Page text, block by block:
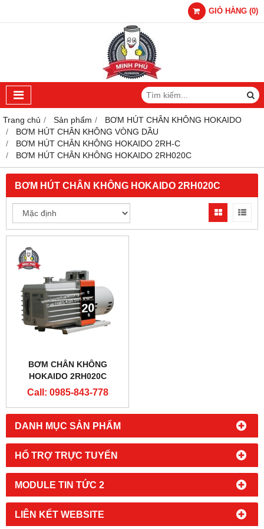
GIỎ HÀNG (0)
Trang chủ Sản phẩm
BƠM HÚT CHÂN KHÔNG HOKAIDO
BƠM HÚT CHÂN KHÔNG VÒNG DẦU
BƠM HÚT CHÂN KHÔNG HOKAIDO 2RH-C
BƠM HÚT CHÂN KHÔNG HOKAIDO 2RH020C
DANH MỤC SẢN PHẨM
HỔ TRỢ TRỰC TUYẾN
MODULE TIN TỨC 2
LIÊN KẾT WEBSITE
BƠM HÚT CHÂN KHÔNG HOKAIDO 2RH020C
BƠM CHÂN KHÔNG
HOKAIDO 2RH020C
Call: 0985-843-778